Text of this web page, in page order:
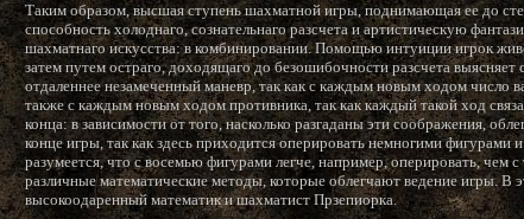
Таким образом, высшая ступень шахматной игры, поднимающая ее до
способность холоднаго, сознательнаго разсчета и артистическую
шахматнаго искусства: в комбинировании. Помощью интуиции игрок
затем путем остраго, доходящаго до безошибочности разсчета
отдаленнее незамеченный маневр, так как с каждым новым ходом число
также с каждым новым ходом противника, так как каждый такой ход
конца: в зависимости от того, насколько разгаданы эти соображения,
конце игры, так как здесь приходится оперировать немногими
разумеется, что с восемью фигурами легче, например, оперировать,
различные математические методы, которые облегчают ведение игры.
высокоодаренный математик и шахматист Прзепиорка.